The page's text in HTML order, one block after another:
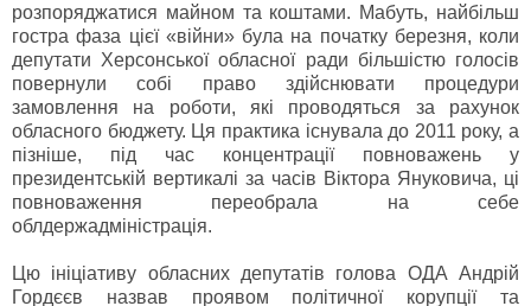
розпоряджатися майном та коштами. Мабуть, найбільш
гостра фаза цієї «війни» була на початку березня, коли
депутати Херсонської обласної ради більшістю голосів
повернули собі право здійснювати процедури
замовлення на роботи, які проводяться за рахунок
обласного бюджету. Ця практика існувала до 2011 року, а
пізніше, під час концентрації повноважень у
президентській вертикалі за часів Віктора Януковича, ці
повноваження переобрала на себе
облдержадміністрація.
Цю ініціативу обласних депутатів голова ОДА Андрій
Гордєєв назвав проявом політичної корупції та